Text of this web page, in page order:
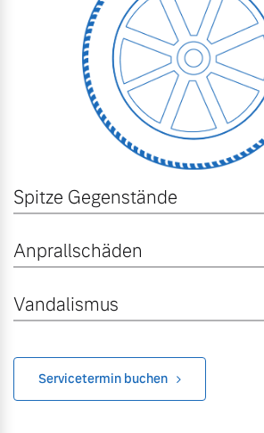
Volvo Selekt
Die
Mehr erfahren
Jetzt
Mehr erfahren
Entdecken Sie
saisonalen
Mehr erfahren
Finanzierung & Leasing
Versicherung
Spitze Gegenstände
Anprallschäden
Vandalismus
Servicetermin buchen